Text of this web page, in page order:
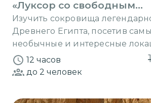
«Луксор со свободным
маршрутом»
Изучить сокровища
Древнего Египта, посетив
необычные и интересные
12 часов
до 2 человек